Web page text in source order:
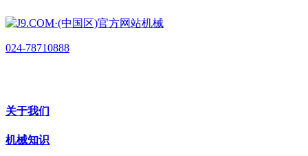
024-78710888
关于我们
机械知识